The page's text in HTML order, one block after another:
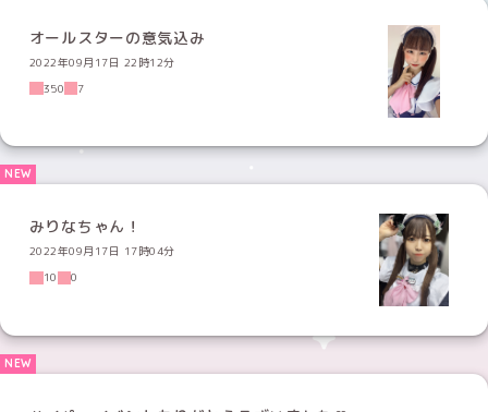
オールスターの意気込み
2022年09月17日 22時12分
350
7
みりなちゃん！
2022年09月17日 17時04分
10
0